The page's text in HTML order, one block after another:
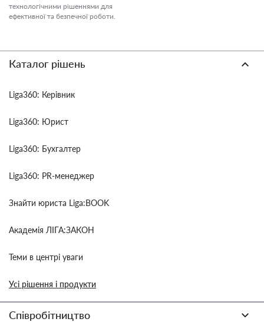
технологічними рішеннями для
ефективної та безпечної роботи.
Каталог рішень
Liga360: Керівник
Liga360: Юрист
Liga360: Бухгалтер
Liga360: PR-менеджер
Знайти юриста Liga:BOOK
Академія ЛІГА:ЗАКОН
Теми в центрі уваги
Усі рішення і продукти
Співробітництво